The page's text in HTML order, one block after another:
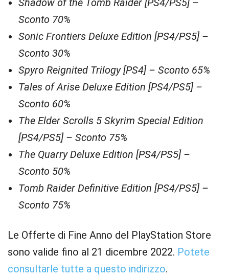
Shadow of the Tomb Raider [PS4/PS5] –
Sconto 70%
Sonic Frontiers Deluxe Edition [PS4/PS5] –
Sconto 30%
Spyro Reignited Trilogy [PS4] – Sconto 65%
Tales of Arise Deluxe Edition [PS4/PS5] –
Sconto 60%
The Elder Scrolls 5 Skyrim Special Edition
[PS4/PS5] – Sconto 75%
The Quarry Deluxe Edition [PS4/PS5] –
Sconto 50%
Tomb Raider Definitive Edition [PS4/PS5] –
Sconto 75%
Le Offerte di Fine Anno del PlayStation Store
sono valide fino al 21 dicembre 2022. Potete
consultarle tutte a questo indirizzo.